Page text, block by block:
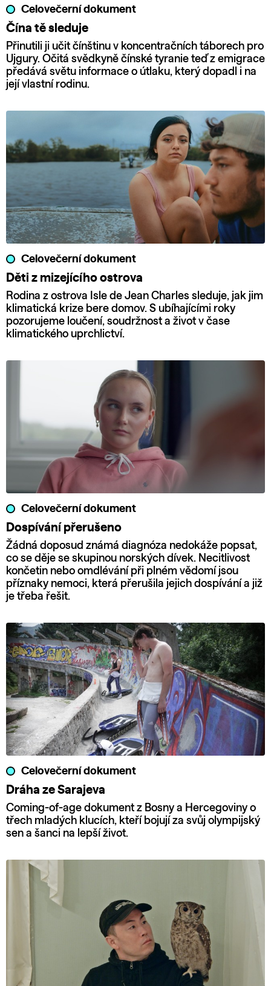
Celovečerní dokument
Čína tě sleduje
Přinutili ji učit čínštinu v koncentračních táborech pro
Ujgury. Očitá svědkyně čínské tyranie teď z emigrace
předává světu informace o útlaku, který dopadl i na
její vlastní rodinu.
Celovečerní dokument
Děti z mizejícího ostrova
Rodina z ostrova Isle de Jean Charles sleduje, jak jim
klimatická krize bere domov. S ubíhajícími roky
pozorujeme loučení, soudržnost a život v čase
klimatického uprchlictví.
Celovečerní dokument
Dospívání přerušeno
Žádná doposud známá diagnóza nedokáže popsat,
co se děje se skupinou norských dívek. Necitlivost
končetin nebo omdlévání při plném vědomí jsou
příznaky nemoci, která přerušila jejich dospívání a již
je třeba řešit.
Celovečerní dokument
Dráha ze Sarajeva
Coming-of-age dokument z Bosny a Hercegoviny o
třech mladých klucích, kteří bojují za svůj olympijský
sen a šanci na lepší život.